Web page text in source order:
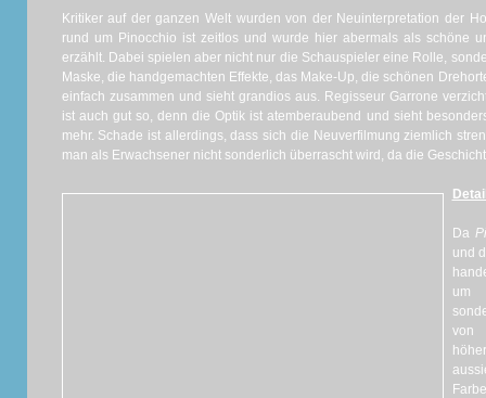
Kritiker auf der ganzen Welt wurden von der Neuinterpretation der
rund um Pinocchio ist zeitlos und wurde hier abermals als schöne
erzählt. Dabei spielen aber nicht nur die Schauspieler eine Rolle,
Maske, die handgemachten Effekte, das Make-Up, die schönen
einfach zusammen und sieht grandios aus. Regisseur Garrone
ist auch gut so, denn die Optik ist atemberaubend und sieht
mehr. Schade ist allerdings, dass sich die Neuverfilmung ziemlich
man als Erwachsener nicht sonderlich überrascht wird, da die
Da
und
um